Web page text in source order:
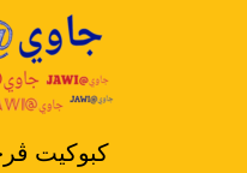
،کبوکيت